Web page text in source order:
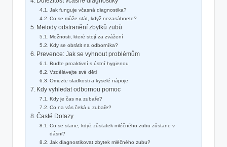
Jak funguje včasná diagnostika?
Co se může stát, když nezasáhnete?
Metody odstranění zbytků zubů
Možnosti, které stojí za zvážení
Kdy se obrátit na odborníka?
Prevence: Jak se vyhnout problémům
Buďte proaktivní s ústní hygienou
Vzdělávejte své děti
Omezte sladkosti a kyselé nápoje
Kdy vyhledat odbornou pomoc
Kdy je čas na zubaře?
Co na vás čeká u zubaře?
Časté Dotazy
Co se stane, když zůstatek mléčného zubu zůstane v
dásni?
Jak diagnostikovat zbytek mléčného zubu?